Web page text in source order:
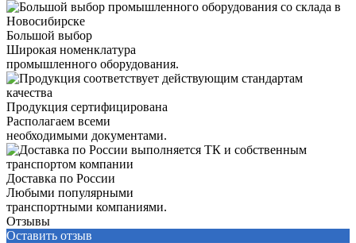
Большой выбор
Широкая номенклатура
промышленного оборудования.
Продукция сертифицирована
Располагаем всеми
необходимыми документами.
Доставка по России
Любыми популярными
транспортными компаниями.
Отзывы
Оставить отзыв